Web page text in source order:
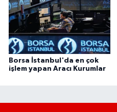
Borsa İstanbul'da en çok
işlem yapan Aracı Kurumlar